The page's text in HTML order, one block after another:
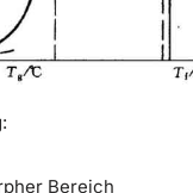
Bereich